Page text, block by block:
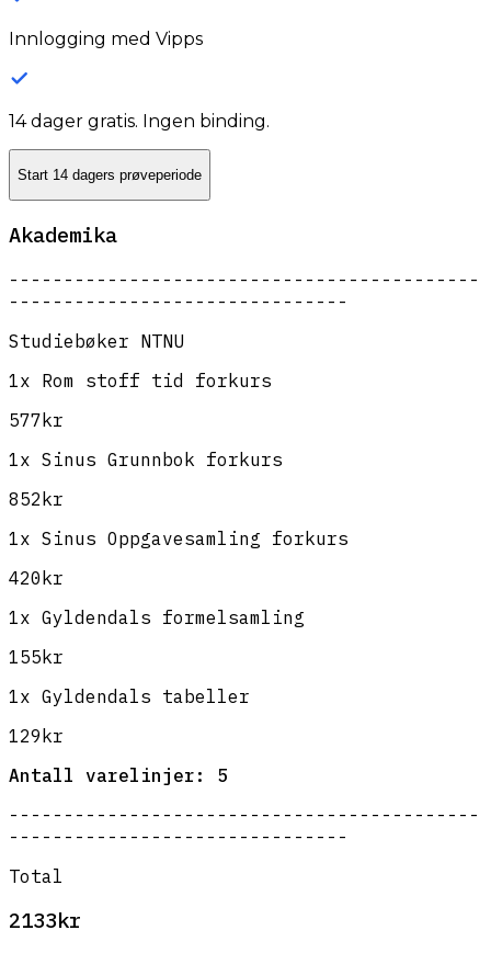
Innlogging med Vipps
14 dager gratis. Ingen binding.
Start 14 dagers prøveperiode
Akademika
-------------------------------------------
-------------------------------
Studiebøker NTNU
1x Rom stoff tid forkurs
577kr
1x Sinus Grunnbok forkurs
852kr
1x Sinus Oppgavesamling forkurs
420kr
1x Gyldendals formelsamling
155kr
1x Gyldendals tabeller
129kr
Antall varelinjer: 5
-------------------------------------------
-------------------------------
Total
2133kr